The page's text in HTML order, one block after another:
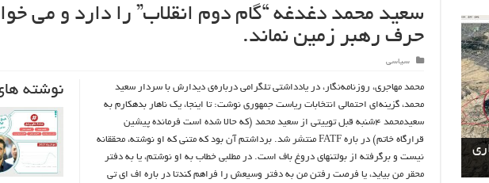
سعید محمد دغدغه “گام دوم انقلاب” را دارد و می
حرف رهبر زمین نماند.
سیاسی
نوشته
محمد مهاجری، روزنامه‌نگار، در یادداشتی تلگرامی درباره‌ی دیدارش با سردار سعید
محمد، گزینه‌ای احتمالی انتخابات ریاست جمهوری نوشت: تا اینجا، یک ناهار بدهکارم به
سعیدمحمد ۴شنبه قبل توییتی از سعید محمد (که حالا شده است فرمانده پیشین
قرارگاه خاتم) در باره FATF منتشر شد. برداشتم آن بود که متنی که او نوشته، محققانه
نیست و برگرفته از بولتنهای دروغ باف است. در مطلبی خطاب به او نوشتم، یا به دفتر
محقر من بیاید، یا فرصت رفتن من به دفتر وسیعش را فراهم کندتا در باره اف ای تی
مالکان اراضی شاهنامه ۳۵